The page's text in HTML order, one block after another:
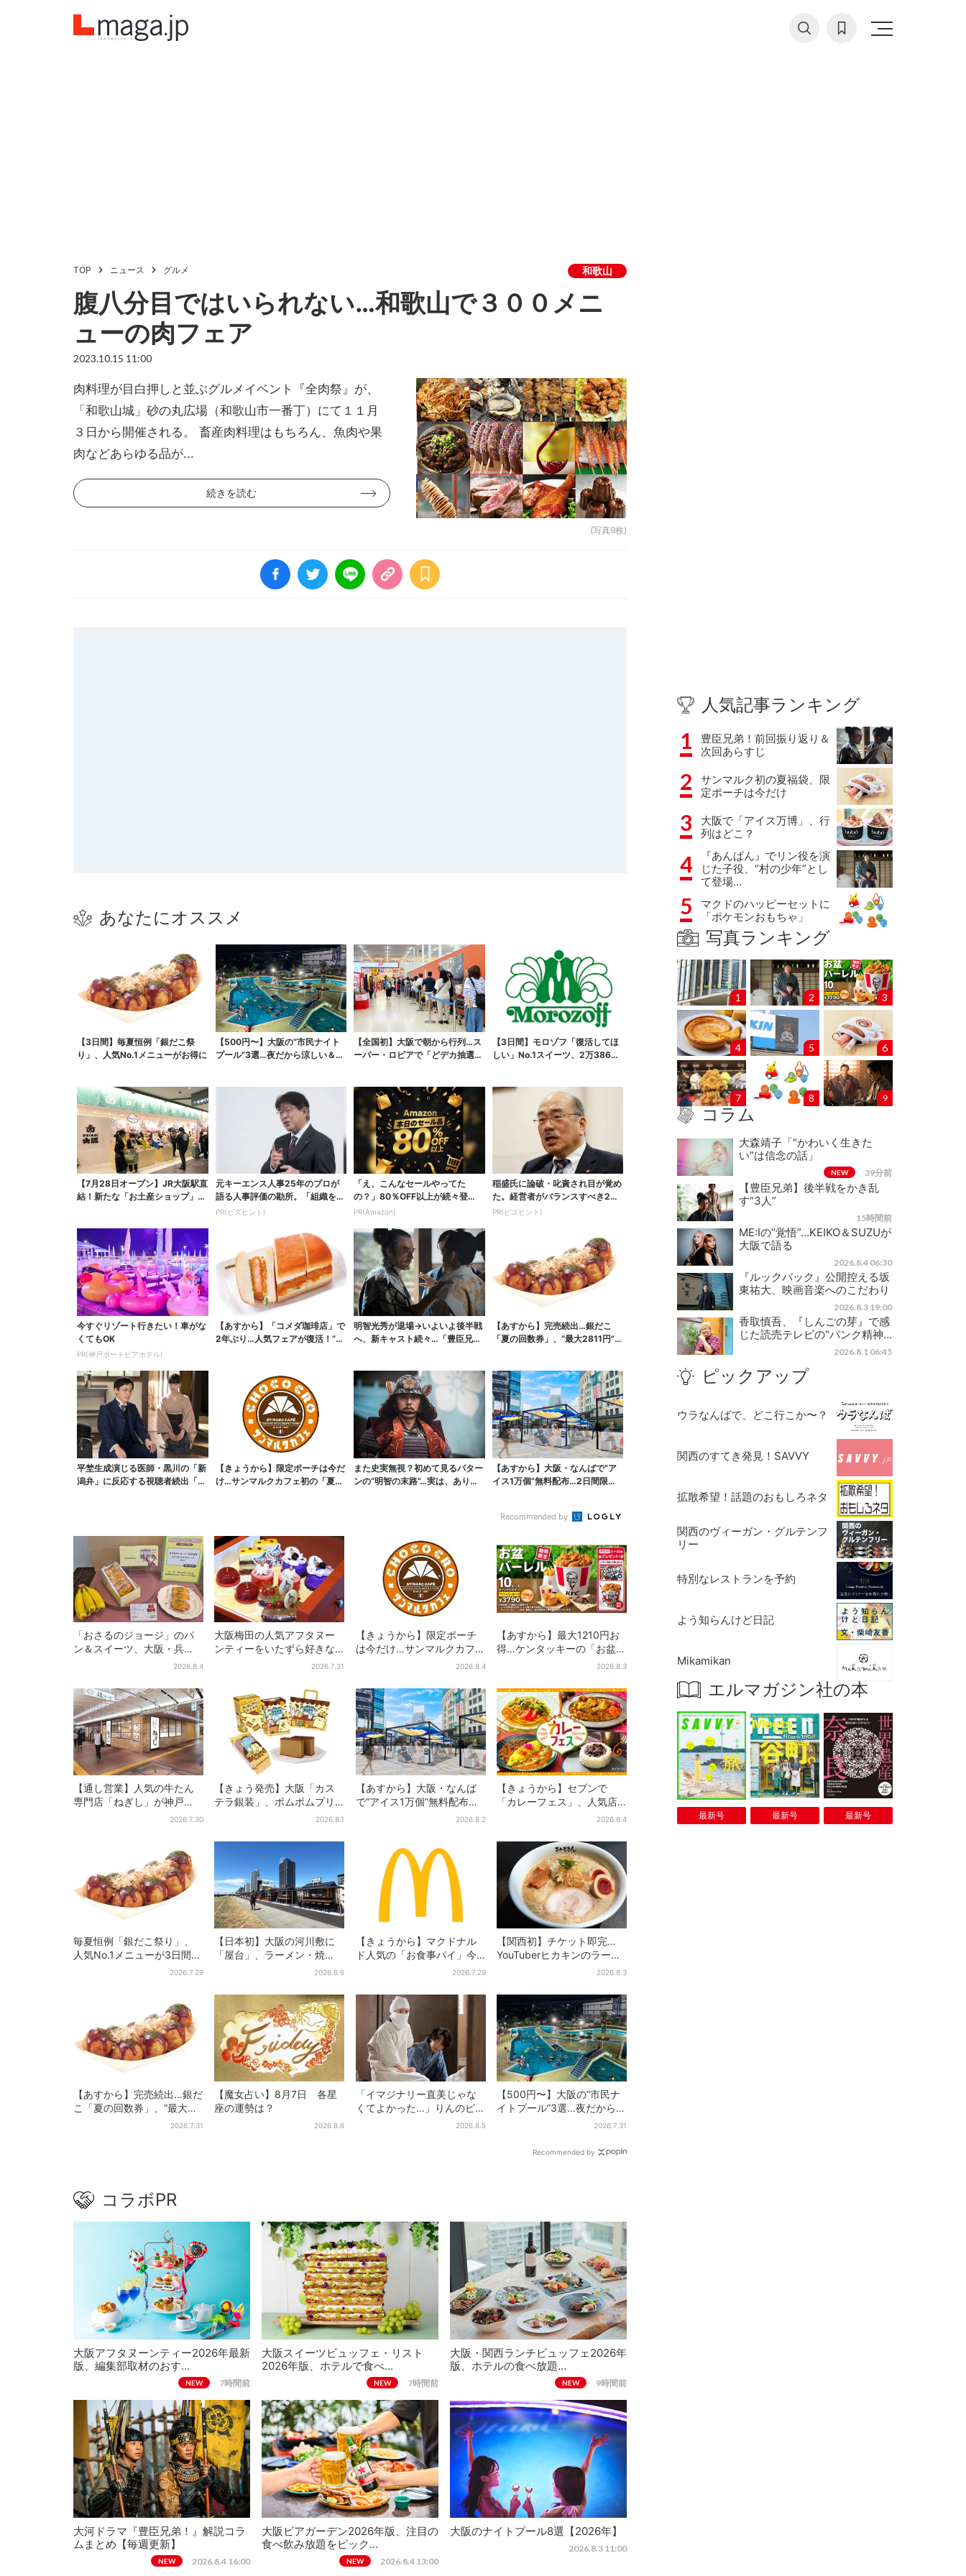
TOP ニュース グルメ 和歌山
腹八分目ではいられない…和歌山で３００メニ
ューの肉フェア
2023.10.15 11:00
(写真9枚)
肉料理が目白押しと並ぶグルメイベント『全肉祭』が、
「和歌山城」砂の丸広場（和歌山市一番丁）にて１１月
３日から開催される。 畜産肉料理はもちろん、魚肉や果
肉などあらゆる品が...
続きを読む
あなたにオススメ
【3日間】毎夏恒例「銀だこ祭
り」、人気No.1メニューがお得に
【500円〜】大阪の“市民ナイト
プール”3選…夜だから涼しい＆コ
【全国初】大阪で朝から行列…ス
ーパー・ロピアで「どデカ抽選
【3日間】モロゾフ「復活してほ
しい」No.1スイーツ、2万3865
【7月28日オープン】JR大阪駅直
結！新たな「お土産ショップ」、
元キーエンス人事25年のプロが
語る人事評価の勘所。「組織を腐
らせるNG評価」とは...
PR(ビズヒント)
「え、こんなセールやってた
の？」80％OFF以上が続々登
場！Amazonの本気が...
PR(Amazon)
稲盛氏に論破・叱責され目が覚め
た。経営者がバランスすべき2つ
の背反
PR(ビズヒント)
今すぐリゾート行きたい！車がな
くてもOK
PR(神戸ポートピアホテル)
【あすから】「コメダ珈琲店」で
2年ぶり…人気フェアが復活！“ハ
明智光秀が退場→いよいよ後半戦
へ、新キャスト続々…「豊臣兄
【あすから】完売続出…銀だこ
「夏の回数券」、“最大2811円”お
平埜生成演じる医師・黒川の「新
潟弁」に反応する視聴者続出「グ
【きょうから】限定ポーチは今だ
け…サンマルクカフェ初の「夏福
また史実無視？初めて見るパター
ンの“明智の末路”…実は、ありえ
【あすから】大阪・なんばで“ア
イス1万個”無料配布…2日間限定
Recommended by
「おさるのジョージ」のパ
ン＆スイーツ、大阪・兵
庫・京都限定で【きょうか
2026.8.4
大阪梅田の人気アフタヌー
ンティーをいたずら好きな
「リトルミイ」がジャッ2026.7.31
【きょうから】限定ポーチ
は今だけ…サンマルクカフェ
初の「夏福袋」、実質無料
2026.8.4
【あすから】最大1210円お
得…ケンタッキーの「お盆パ
ック」、2週間だけ！数量限
2026.8.3
【通し営業】人気の牛たん
専門店「ねぎし」が神戸
に、「想像しただけでお腹
2026.7.30
【きょう発売】大阪「カス
テラ銀装」、ポムポムプリ
ンと初コラボ 紙袋まで限
2026.8.1
【あすから】大阪・なんば
で“アイス1万個”無料配布…2
日間限定で、ロッテの人気
2026.8.2
【きょうから】セブンで
「カレーフェス」、人気店
監修メニューなど全15品！
週間だけ
2026.8.4
毎夏恒例「銀だこ祭り」、
人気No.1メニューが3日間だ
2026.7.29
【日本初】大阪の河川敷に
「屋台」、ラーメン・焼
肉・しゃぶしゃぶ・カフェ
2026.8.6
【きょうから】マクドナル
ド人気の「お食事パイ」今
年も登場、熱々とろ～り夏
2026.7.29
【関西初】チケット即完…
YouTuberヒカキンのラーメ
ン店「みそきん」が大阪上
題
2026.8.3
【あすから】完売続出…銀だ
こ「夏の回数券」、“最大
2811円”お得に！数量限定で
2026.7.31
【魔女占い】8月7日 各星
座の運勢は？
2026.8.6
「イマジナリー直美じゃな
くてよかった…」りんのピン
チに駆けつける直美、ベス
2026.8.5
【500円〜】大阪の“市民ナ
イトプール”3選…夜だから涼
2026.7.31
Recommended by
コラボPR
大阪アフタヌーンティー2026年最新
版、編集部取材のおす…
NEW 7時間前
大阪スイーツビュッフェ・リスト
2026年版、ホテルで食べ…
NEW 7時間前
大阪・関西ランチビュッフェ2026年
版、ホテルの食べ放題…
NEW 9時間前
大河ドラマ『豊臣兄弟！』解説コラ
ムまとめ【毎週更新】
NEW 2026.8.4 16:00
大阪ビアガーデン2026年版、注目の
食べ飲み放題をピック…
NEW 2026.8.4 13:00
大阪のナイトプール8選【2026年】
2026.8.3 11:00
人気記事ランキング
1
豊臣兄弟！前回振り返り＆
次回あらすじ
2
サンマルク初の夏福袋、限
定ポーチは今だけ
3
大阪で「アイス万博」、行
列はどこ？
4
『あんぱん』でリン役を演
じた子役、“村の少年”とし
て登場…
5
マクドのハッピーセットに
「ポケモンおもちゃ」
写真ランキング
1 2 3
4 5 6
7 8 9
コラム
大森靖子「“かわいく生きた
い”は信念の話」
NEW 39分前
【豊臣兄弟】後半戦をかき乱
す“3人”
15時間前
ME:Iの“覚悟”…KEIKO＆SUZUが
大阪で語る
2026.8.4 06:30
『ルックバック』公開控える坂
東祐大、映画音楽へのこだわり
2026.8.3 19:00
香取慎吾、『しんごの芽』で感
じた読売テレビの“パンク精神…
2026.8.1 06:45
ピックアップ
ウラなんばで、どこ行こか〜？
関西のすてき発見！SAVVY
拡散希望！話題のおもしろネタ
関西のヴィーガン・グルテンフ
リー
特別なレストランを予約
よう知らんけど日記
Mikamikan
エルマガジン社の本
最新号 最新号 最新号